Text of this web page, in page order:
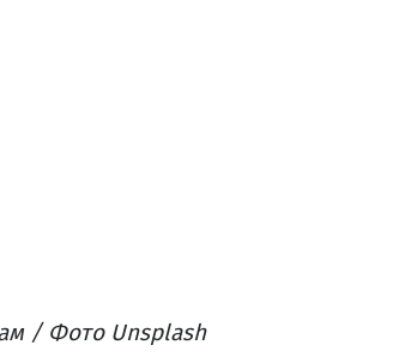
/ Фото Unsplash